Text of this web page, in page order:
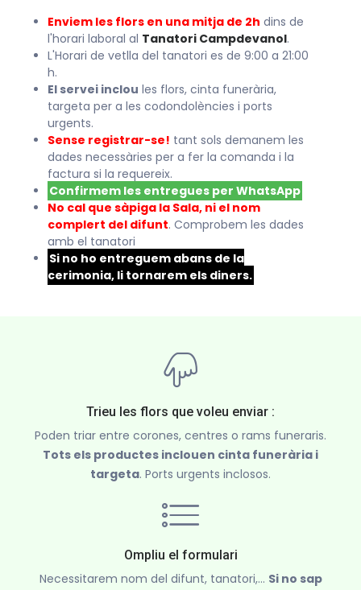
Enviem les flors en una mitja de 2h dins de
l'horari laboral al Tanatori Campdevanol.
L'Horari de vetlla del tanatori es de 9:00 a 21:00
h.
El servei inclou les flors, cinta funerària,
targeta per a les codondolències i ports
urgents.
Sense registrar-se! tant sols demanem les
dades necessàries per a fer la comanda i la
factura si la requereix.
Confirmem les entregues per WhatsApp
No cal que sàpiga la Sala, ni el nom
complert del difunt. Comprobem les dades
amb el tanatori
Si no ho entreguem abans de la
cerimonia, li tornarem els diners.
Trieu les flors que voleu enviar :
Poden triar entre corones, centres o rams funeraris.
Tots els productes inclouen cinta funerària i
targeta. Ports urgents inclosos.
Ompliu el formulari
Necessitarem nom del difunt, tanatori,... Si no sap